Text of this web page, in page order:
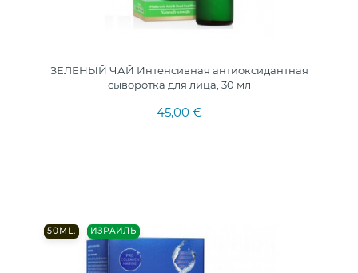
ЗЕЛЕНЫЙ ЧАЙ Интенсивная антиоксидантная
сыворотка для лица, 30 мл
45,00 €
50ML. ИЗРАИЛЬ